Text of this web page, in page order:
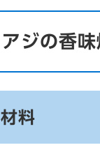
アジの香
材料